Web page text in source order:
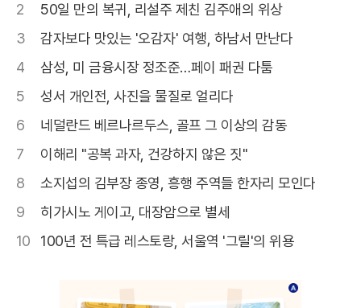
2
50일 만의 복귀, 리설주 제친 김주애의 위상
3
감자보다 맛있는 '오감자' 여행, 하남서 만난다
4
삼성, 미 금융시장 정조준…페이 패권 다툼
5
성서 개인전, 사진을 물질로 얼리다
6
네덜란드 베르나르두스, 골프 그 이상의 감동
7
이해리 "공복 과자, 건강하지 않은 짓"
8
소지섭의 김부장 종영, 흥행 주역들 한자리 모인다
9
히가시노 게이고, 대장암으로 별세
10
100년 전 특급 레스토랑, 서울역 '그릴'의 위용